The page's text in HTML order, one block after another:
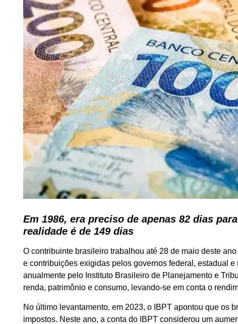
Em 1986, era preciso de apenas 82 dias
realidade é de 149 dias
O contribuinte brasileiro trabalhou até 28 de maio deste
e contribuições exigidas pelos governos federal, estadual
anualmente pelo Instituto Brasileiro de Planejamento e
renda, patrimônio e consumo, levando-se em conta o
No último levantamento, em 2023, o IBPT apontou que os
impostos. Neste ano, a conta do IBPT considerou um